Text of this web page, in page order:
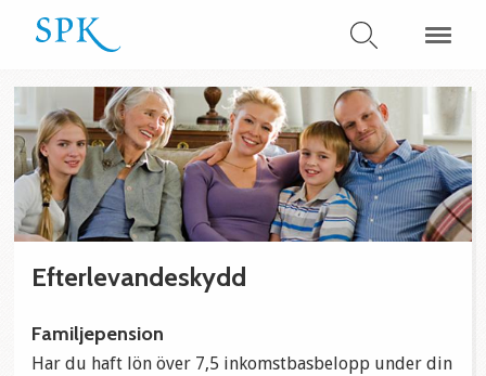
Efterlevandeskydd
Familjepension
Har du haft lön över 7,5 inkomstbasbelopp under din